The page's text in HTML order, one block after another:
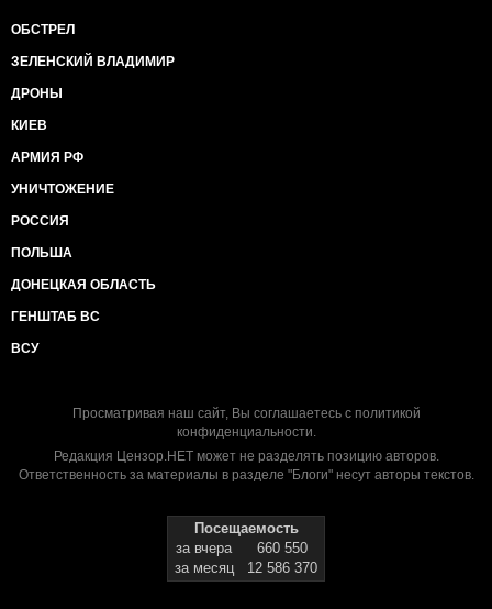
ОБСТРЕЛ
ЗЕЛЕНСКИЙ ВЛАДИМИР
ДРОНЫ
КИЕВ
АРМИЯ РФ
УНИЧТОЖЕНИЕ
РОССИЯ
ПОЛЬША
ДОНЕЦКАЯ ОБЛАСТЬ
ГЕНШТАБ ВС
ВСУ
Просматривая наш сайт, Вы соглашаетесь с политикой
конфиденциальности.
Редакция Цензор.НЕТ может не разделять позицию авторов.
Ответственность за материалы в разделе "Блоги" несут авторы текстов.
Посещаемость
за вчера
660 550
за месяц
12 586 370